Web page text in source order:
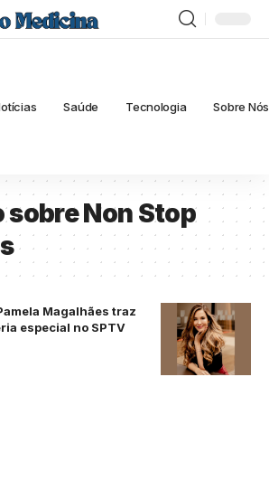
Saúde Tecnologia Sobre Nós
sobre Non Stop
Magalhães traz
especial no SPTV